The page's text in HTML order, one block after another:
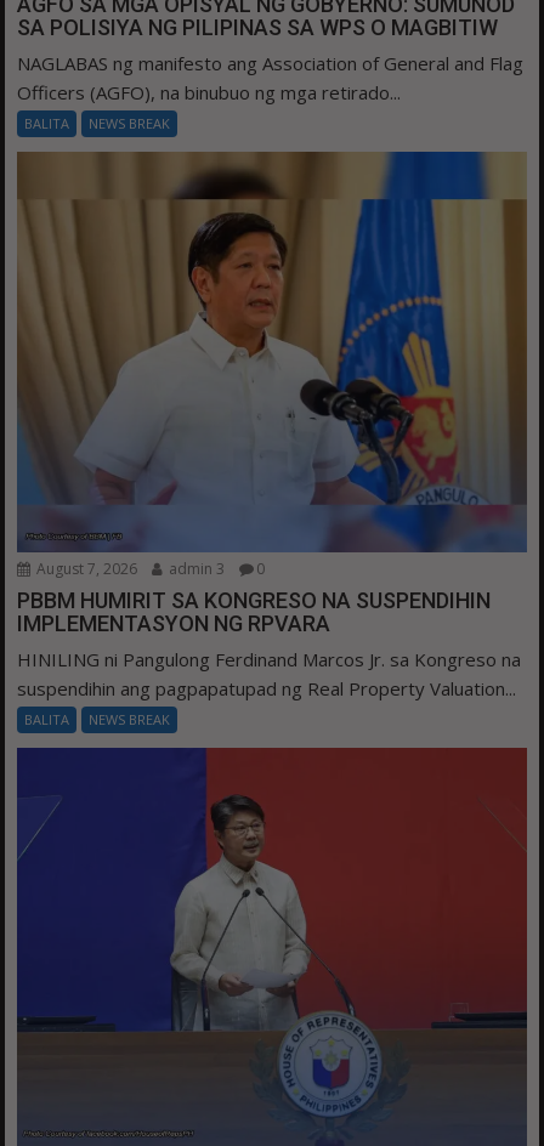
SA POLISIYA NG PILIPINAS SA WPS O MAGBITIW
NAGLABAS ng manifesto ang Association of General and Flag
Officers (AGFO), na binubuo ng mga retirado...
BALITA NEWS BREAK
August 7, 2026 admin 3 0
PBBM HUMIRIT SA KONGRESO NA SUSPENDIHIN
IMPLEMENTASYON NG RPVARA
HINILING ni Pangulong Ferdinand Marcos Jr. sa Kongreso na
suspendihin ang pagpapatupad ng Real Property Valuation...
BALITA NEWS BREAK